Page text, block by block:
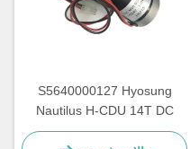
S5640000127 Hyosung
Nautilus H-CDU 14T DC
اصلی دستگاه ATM موتور